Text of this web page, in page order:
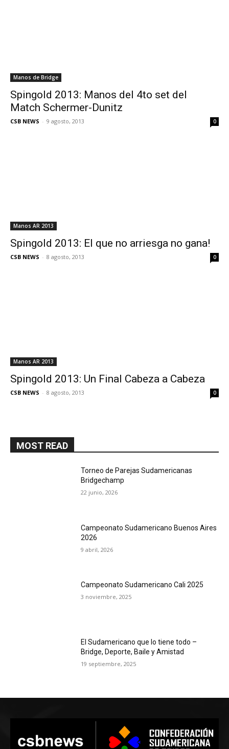
Manos de Bridge
Spingold 2013: Manos del 4to set del
Match Schermer-Dunitz
CSB NEWS - 9 agosto, 2013 0
Manos AR 2013
Spingold 2013: El que no arriesga no gana!
CSB NEWS - 8 agosto, 2013 0
Manos AR 2013
Spingold 2013: Un Final Cabeza a Cabeza
CSB NEWS - 8 agosto, 2013 0
MOST READ
Torneo de Parejas Sudamericanas
Bridgechamp
22 junio, 2026
Campeonato Sudamericano Buenos Aires
2026
9 abril, 2026
Campeonato Sudamericano Cali 2025
3 noviembre, 2025
El Sudamericano que lo tiene todo –
Bridge, Deporte, Baile y Amistad
19 septiembre, 2025